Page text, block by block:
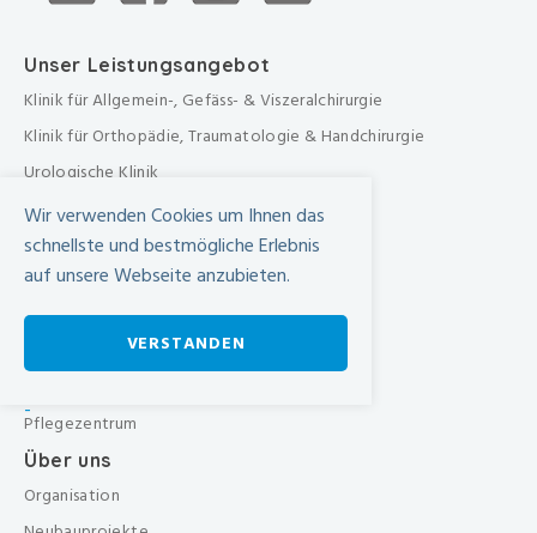
Unser Leistungsangebot
Klinik für Allgemein-, Gefäss- & Viszeralchirurgie
Klinik für Orthopädie, Traumatologie & Handchirurgie
Urologische Klinik
Medizinische Klinik
Frauenklinik
Übergreifende medizinische Bereiche
Übergreifende Bereiche
Beratungen & Dienste
Pflegezentrum
Über uns
Organisation
Wir verwenden Cookies um Ihnen das
schnellste und bestmögliche Erlebnis
auf unsere Webseite anzubieten.
VERSTANDEN
-